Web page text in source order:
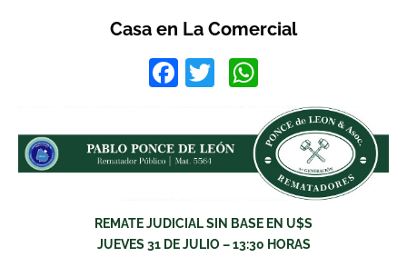
Casa en La Comercial
Facebook
Twitter
REMATE JUDICIAL SIN BASE EN U$S
JUEVES 31 DE JULIO – 13:30 HORAS